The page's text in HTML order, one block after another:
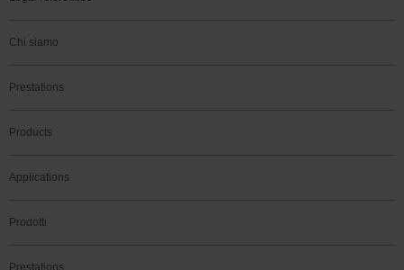
Chi siamo
Prestations
Products
Applications
Prodotti
Prestations